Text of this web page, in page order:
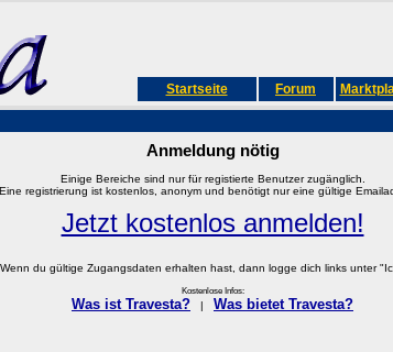
Startseite Forum
Anmeldung nötig
Einige Bereiche sind nur für registierte Benutzer zugänglich.
Eine registrierung ist kostenlos, anonym und benötigt nur eine gültige
Jetzt kostenlos anmelden!
Wenn du gültige Zugangsdaten erhalten hast, dann logge dich links unter
Kostenlose Infos:
Was ist Travesta? Was bietet Travesta?